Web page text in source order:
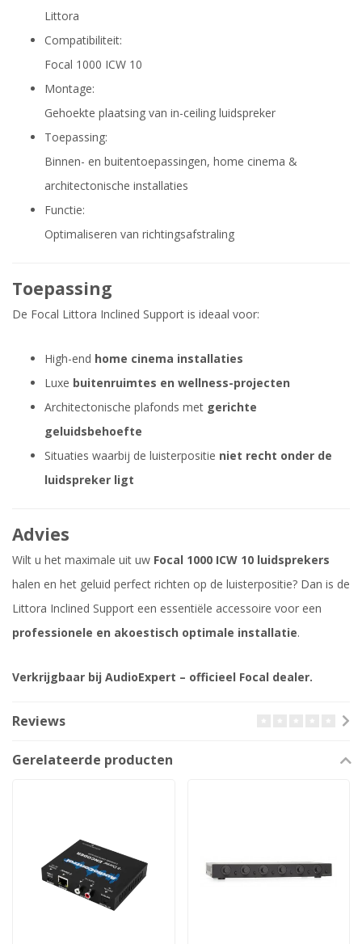
Littora
Compatibiliteit:
Focal 1000 ICW 10
Montage:
Gehoekte plaatsing van in-ceiling luidspreker
Toepassing:
Binnen- en buitentoepassingen, home cinema &
architectonische installaties
Functie:
Optimaliseren van richtingsafstraling
Toepassing
De Focal Littora Inclined Support is ideaal voor:
High-end home cinema installaties
Luxe buitenruimtes en wellness-projecten
Architectonische plafonds met gerichte
geluidsbehoefte
Situaties waarbij de luisterpositie niet recht onder de
luidspreker ligt
Advies
Wilt u het maximale uit uw Focal 1000 ICW 10 luidsprekers
halen en het geluid perfect richten op de luisterpositie? Dan is de
Littora Inclined Support een essentiële accessoire voor een
professionele en akoestisch optimale installatie.
Verkrijgbaar bij AudioExpert – officieel Focal dealer.
Reviews
Gerelateerde producten